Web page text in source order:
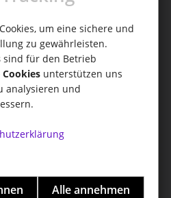
dir passen und deinen
bereichernum eine sichere und
zu gewährleisten.
sind für den Betrieb
unterstützen uns
analysieren und